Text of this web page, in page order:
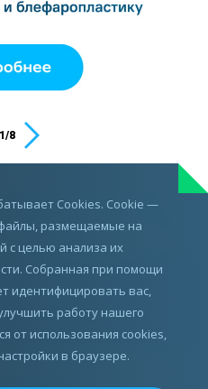
1/8
С ВРАЧОМ
Cookies. Cookie —
размещаемые на
с целью анализа их
Собранная при помощи
идентифицировать вас,
работу нашего
от использования cookies,
в браузере.